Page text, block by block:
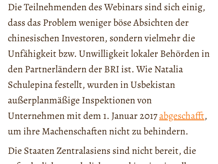
Die Teilnehmenden des Webinars sind sich einig,
dass das Problem weniger böse Absichten der
chinesischen Investoren, sondern vielmehr die
Unfähigkeit bzw. Unwilligkeit lokaler Behörden in
den Partnerländern der BRI ist. Wie Natalia
Schulepina festellt, wurden in Usbekistan
außerplanmäßige Inspektionen von
Unternehmen mit dem 1. Januar 2017abgeschafft,
um ihre Machenschaften nicht zu behindern.
Die Staaten Zentralasiens sind nicht bereit, die